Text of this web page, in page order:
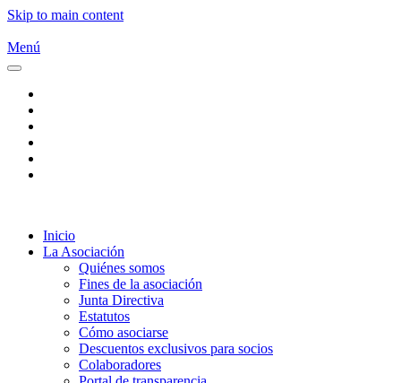
Skip to main content
Menú
Inicio
La Asociación
Quiénes somos
Fines de la asociación
Junta Directiva
Estatutos
Cómo asociarse
Descuentos exclusivos para socios
Colaboradores